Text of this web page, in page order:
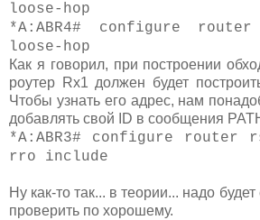
loose-hop
*A:ABR4# configure
loose-hop
Как я говорил, при построении
роутер Rx1 должен будет
Чтобы узнать его адрес, нам
добавлять свой ID в сообщения
*A:ABR3# configure router
rro include
Ну как-то так... в теории... надо
проверить по хорошему.